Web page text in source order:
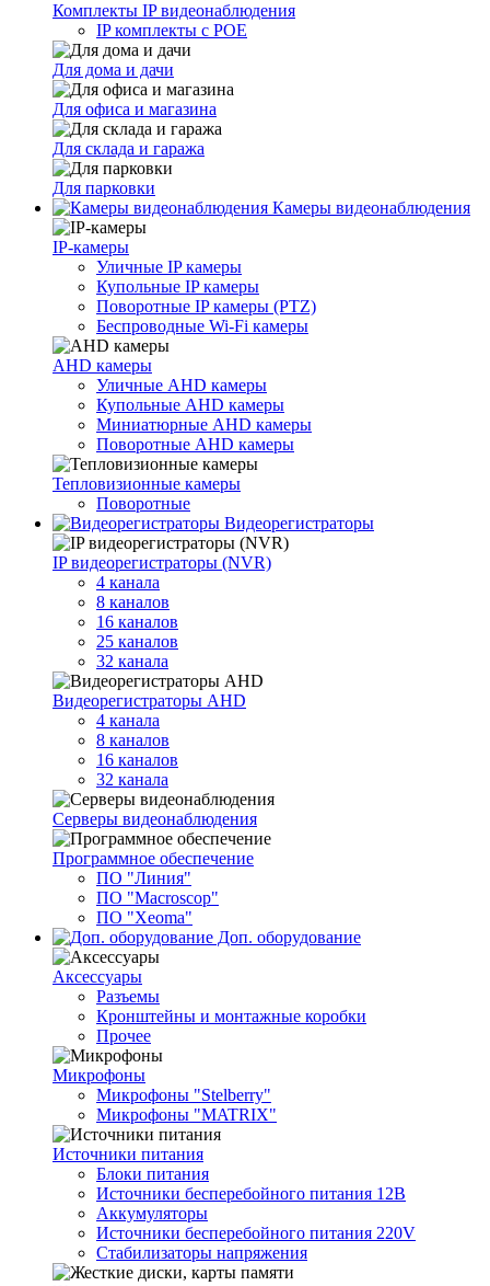
Комплекты IP видеонаблюдения
IP комплекты с POE
Для дома и дачи
Для офиса и магазина
Для склада и гаража
Для парковки
Камеры видеонаблюдения
IP-камеры
Уличные IP камеры
Купольные IP камеры
Поворотные IP камеры (PTZ)
Беспроводные Wi-Fi камеры
AHD камеры
Уличные AHD камеры
Купольные AHD камеры
Миниатюрные AHD камеры
Поворотные AHD камеры
Тепловизионные камеры
Поворотные
Видеорегистраторы
IP видеорегистраторы (NVR)
4 канала
8 каналов
16 каналов
25 каналов
32 канала
Видеорегистраторы AHD
4 канала
8 каналов
16 каналов
32 канала
Серверы видеонаблюдения
Программное обеспечение
ПО "Линия"
ПО "Macroscop"
ПО "Xeoma"
Доп. оборудование
Аксессуары
Разъемы
Кронштейны и монтажные коробки
Прочее
Микрофоны
Микрофоны "Stelberry"
Микрофоны "MATRIX"
Источники питания
Блоки питания
Источники бесперебойного питания 12В
Аккумуляторы
Источники бесперебойного питания 220V
Стабилизаторы напряжения